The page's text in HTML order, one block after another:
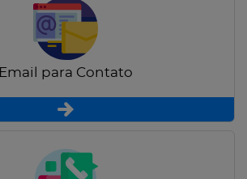
Email para Contato